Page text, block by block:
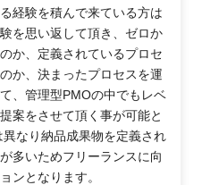
経験を積んで来ている方は
を思い返して頂き、ゼロか
か、定義されているプロセ
か、決まったプロセスを運
、管理型PMOの中でもレベ
案をさせて頂く事が可能と
なり納品成果物を定義され
多いためフリーランスに向
ンとなります。